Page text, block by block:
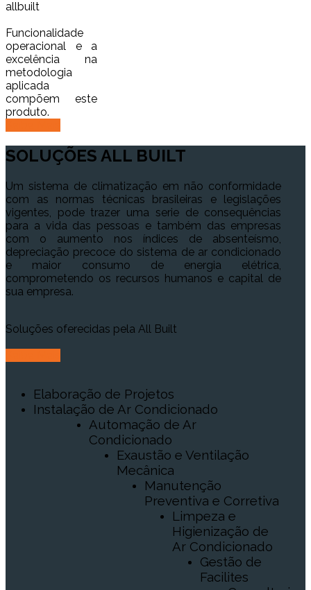
Funcionalidade
operacional e a
excelência na
metodologia
aplicada
compõem este
produto.
SOLUÇÕES ALL BUILT
Um sistema de climatização em não conformidade
com as normas técnicas brasileiras e legislações
vigentes, pode trazer uma serie de consequências
para a vida das pessoas e também das empresas
com o aumento nos índices de absenteísmo,
depreciação precoce do sistema de ar condicionado
e maior consumo de energia elétrica,
comprometendo os recursos humanos e capital de
sua empresa.
Soluções oferecidas pela All Built
Elaboração de Projetos
Instalação de Ar Condicionado
Automação de Ar
Condicionado
Exaustão e Ventilação
Mecânica
Manutenção
Preventiva e Corretiva
Limpeza e
Higienização de
Ar Condicionado
Gestão de
Facilites